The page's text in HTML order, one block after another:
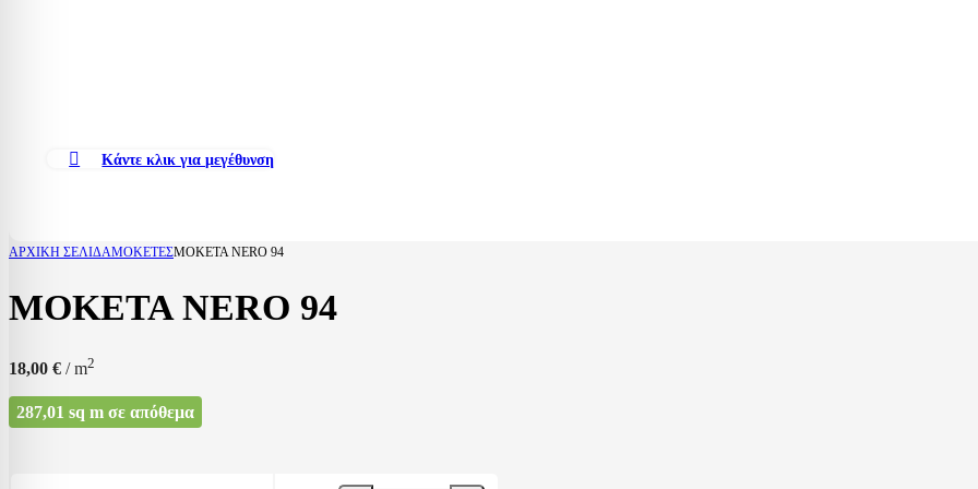
Κάντε κλικ για μεγέθυνση
ΑΡΧΙΚΉ ΣΕΛΊΔΑΜΟΚΈΤΕΣΜΟΚΕΤΑ NERO 94
ΜΟΚΕΤΑ NERO 94
18,00 € / m2
287,01 sq m σε απόθεμα